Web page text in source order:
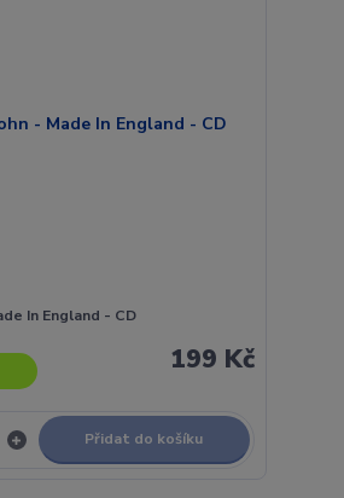
In England - CD
199 Kč
Přidat do košíku